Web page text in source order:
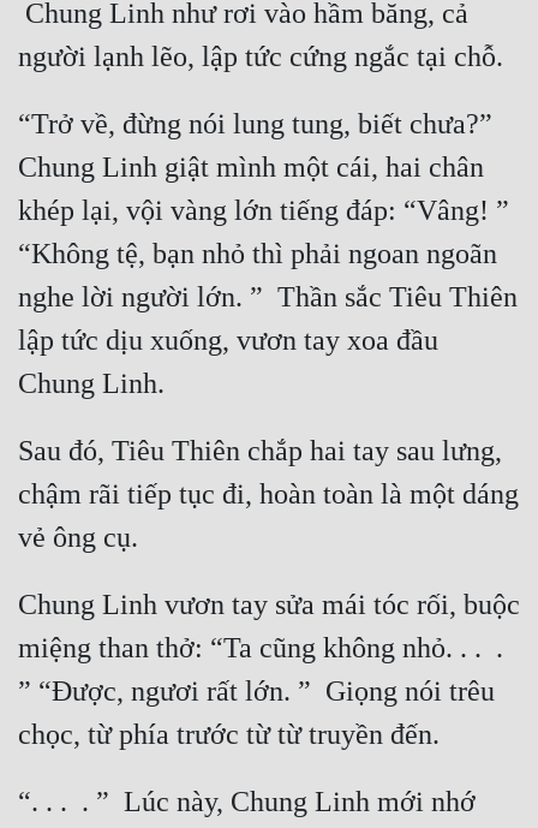
Truyện Nhập Môn
Truyện ngắn
Xa Lộ Dịch
Cung Đấu
Cạnh Kỹ
Cổ Tiên Hiệp
Cổ Đại
Du Hí
Dã Sử
Dị Giới
Dị Năng
Góc Nhìn Nữ
Huyền Huyễn
“Trở về, đừng nói lung tung, biết chưa?”
Chung Linh giật mình một cái, hai chân
khép lại, vội vàng lớn tiếng đáp: “Vâng! ”
“Không tệ, bạn nhỏ thì phải ngoan ngoãn
nghe lời người lớn. ”  Thần sắc Tiêu Thiên
lập tức dịu xuống, vươn tay xoa đầu
Sau đó, Tiêu Thiên chắp hai tay sau lưng,
chậm rãi tiếp tục đi, hoàn toàn là một dáng
Chung Linh vươn tay sửa mái tóc rối, buộc
miệng than thở: “Ta cũng không nhỏ. . .  .
” “Được, ngươi rất lớn. ”  Giọng nói trêu
“. . .  . ”  Lúc này, Chung Linh mới nhớ